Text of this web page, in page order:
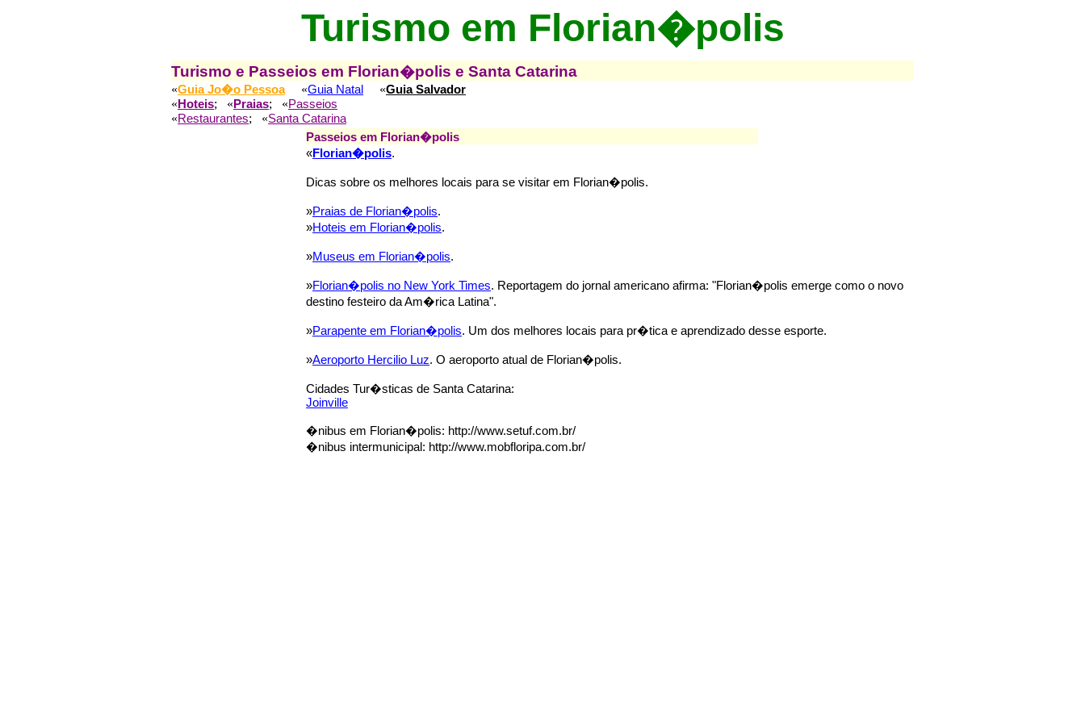
Turismo em Florian�polis
Turismo e Passeios em Florian�polis e Santa Catarina
«Guia Jo�o Pessoa«Guia Natal «Guia Salvador
« Hoteis; « Praias; «Passeios
«Restaurantes; «Santa Catarina
Passeios em Florian�polis
«Florian�polis.
Dicas sobre os melhores locais para se visitar em Florian�polis.
»Praias de Florian�polis.
»Hoteis em Florian�polis.
»Museus em Florian�polis.
»Florian�polis no New York Times. Reportagem do jornal americano afirma: "Florian�polis emerge como o novo
destino festeiro da Am�rica Latina".
»Parapente em Florian�polis. Um dos melhores locais para pr�tica e aprendizado desse esporte.
»Aeroporto Hercilio Luz. O aeroporto atual de Florian�polis.
Cidades Tur�sticas de Santa Catarina:
Joinville
�nibus em Florian�polis: http://www.setuf.com.br/
�nibus intermunicipal: http://www.mobfloripa.com.br/